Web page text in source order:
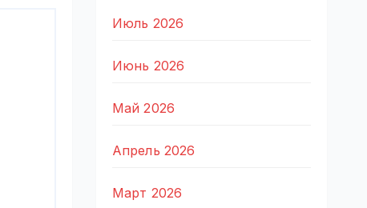
Июль 2026
Июнь 2026
Май 2026
Апрель 2026
Март 2026